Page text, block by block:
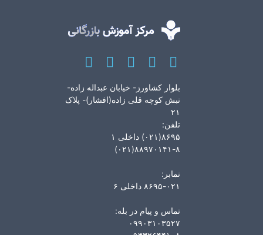
بلوار کشاورز- خیابان عبداله زاده-
نبش کوچه قلی زاده(افشار)- پلاک
۲۱
تلفن:
۸۶۹۵(۰۲۱) داخلی ۱
۸۸۹۷۰۱۴۱-۸(۰۲۱)
نمابر:
۸۶۹۵-۰۲۱ داخلی ۶
تماس و پیام در بله:
۰۹۹۰۳۱۰۳۵۲۷